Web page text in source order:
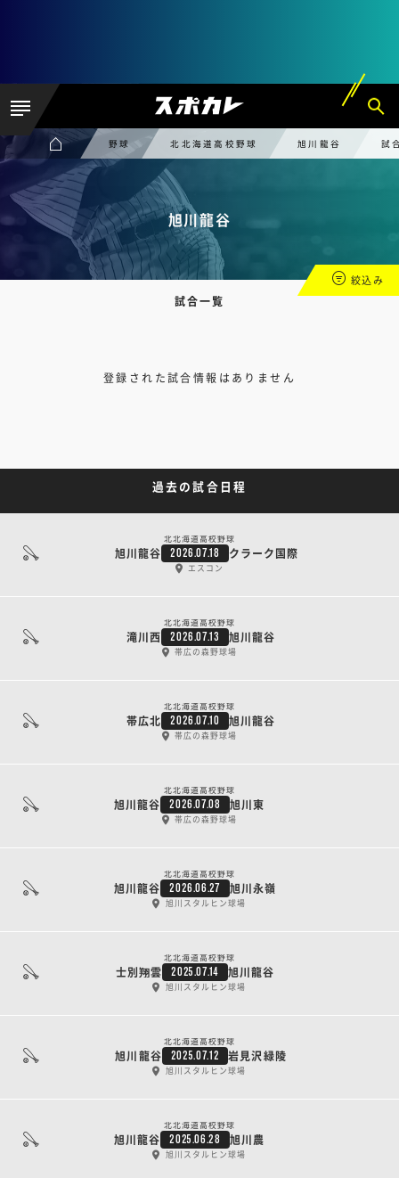
野球 北北海道高校野球 旭川龍谷 試
旭川龍谷
試合一覧
絞込み
登録された試合情報はありません
過去の試合日程
北北海道高校野球
旭川龍谷 2026.07.18 クラーク国際
エスコン
北北海道高校野球
滝川西 2026.07.13 旭川龍谷
帯広の森野球場
北北海道高校野球
帯広北 2026.07.10 旭川龍谷
帯広の森野球場
北北海道高校野球
旭川龍谷 2026.07.08 旭川東
帯広の森野球場
北北海道高校野球
旭川龍谷 2026.06.27 旭川永嶺
旭川スタルヒン球場
北北海道高校野球
士別翔雲 2025.07.14 旭川龍谷
旭川スタルヒン球場
北北海道高校野球
旭川龍谷 2025.07.12 岩見沢緑陵
旭川スタルヒン球場
北北海道高校野球
旭川龍谷 2025.06.28 旭川農
旭川スタルヒン球場